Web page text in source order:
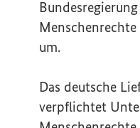
um.
Das deutsche
verpflichtet